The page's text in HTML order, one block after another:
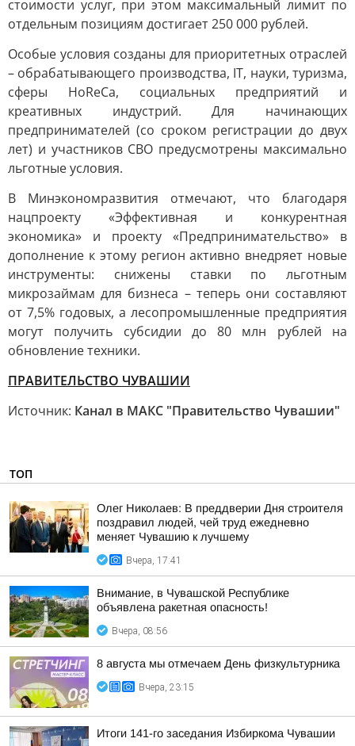
стоимости услуг, при этом максимальный лимит по
отдельным позициям достигает 250 000 рублей.
Особые условия созданы для приоритетных отраслей
– обрабатывающего производства, IT, науки, туризма,
сферы HoReCa, социальных предприятий и
креативных индустрий. Для начинающих
предпринимателей (со сроком регистрации до двух
лет) и участников СВО предусмотрены максимально
льготные условия.
В Минэкономразвития отмечают, что благодаря
нацпроекту «Эффективная и конкурентная
экономика» и проекту «Предпринимательство» в
дополнение к этому регион активно внедряет новые
инструменты: снижены ставки по льготным
микрозаймам для бизнеса – теперь они составляют
от 7,5% годовых, а лесопромышленные предприятия
могут получить субсидии до 80 млн рублей на
обновление техники.
ПРАВИТЕЛЬСТВО ЧУВАШИИ
Источник: Канал в МАКС "Правительство Чувашии"
ТОП
Олег Николаев: В преддверии Дня строителя
поздравил людей, чей труд ежедневно
меняет Чувашию к лучшему
Вчера, 17:41
Внимание, в Чувашской Республике
объявлена ракетная опасность!
Вчера, 08:56
8 августа мы отмечаем День физкультурника
Вчера, 23:15
Итоги 141-го заседания Избиркома Чувашии